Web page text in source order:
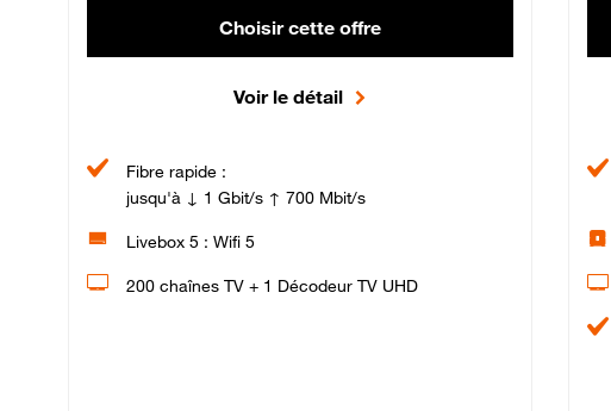
Choisir cette offre
Voir le détail
Fibre rapide :
jusqu'à ↓ 1 Gbit/s ↑ 700 Mbit/s
Livebox 5 : Wifi 5
200 chaînes TV + 1 Décodeur TV UHD